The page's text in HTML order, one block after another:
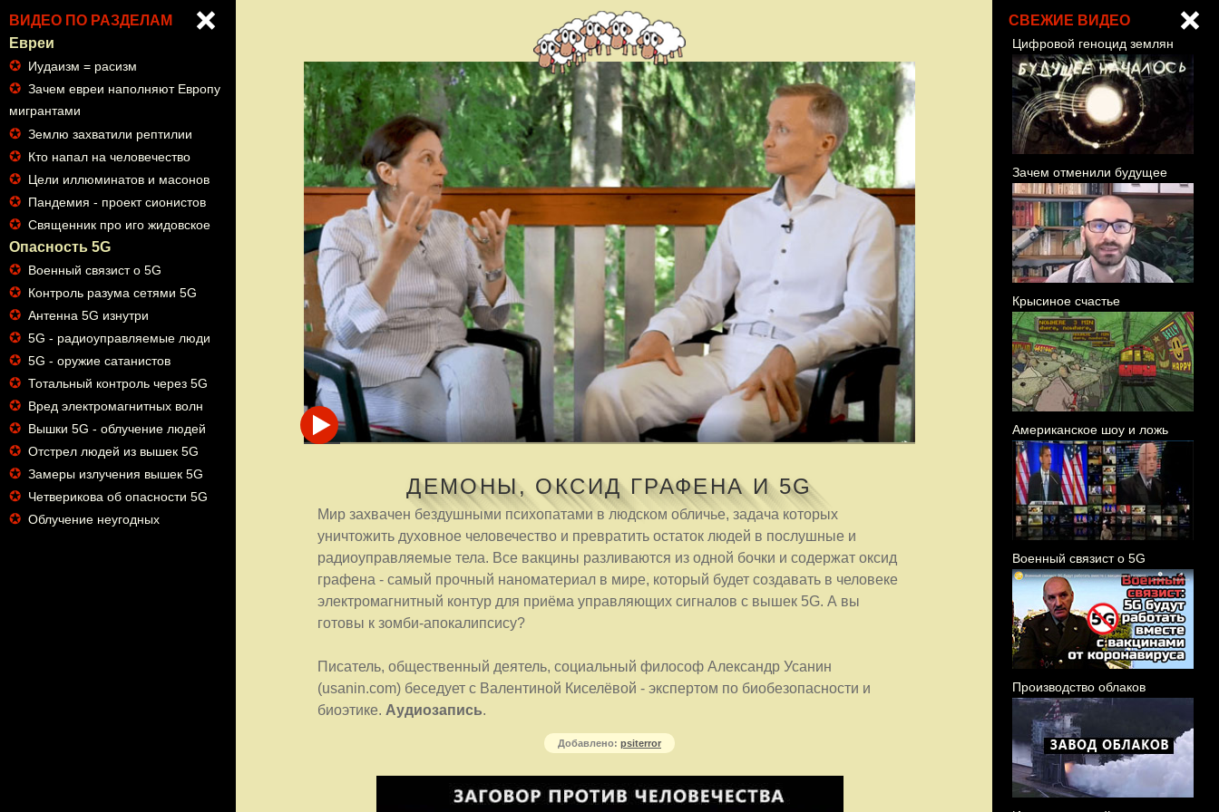
ВИДЕО ПО РАЗДЕЛАМ
Евреи
✪ Иудаизм = расизм
✪ Зачем евреи наполняют Европу
мигрантами
✪ Землю захватили рептилии
✪ Кто напал на человечество
✪ Цели иллюминатов и масонов
✪ Пандемия - проект сионистов
✪ Священник про иго жидовское
Опасность 5G
✪ Военный связист о 5G
✪ Контроль разума сетями 5G
✪ Антенна 5G изнутри
✪ 5G - радиоуправляемые люди
✪ 5G - оружие сатанистов
✪ Тотальный контроль через 5G
✪ Вред электромагнитных волн
✪ Вышки 5G - облучение людей
✪ Отстрел людей из вышек 5G
✪ Замеры излучения вышек 5G
✪ Четверикова об опасности 5G
✪ Облучение неугодных
СВЕЖИЕ ВИДЕО
Цифровой геноцид землян
Зачем отменили будущее
Крысиное счастье
Американское шоу и ложь
Военный связист о 5G
Производство облаков
ДЕМОНЫ, ОКСИД ГРАФЕНА И 5G
Мир захвачен бездушными психопатами в людском обличье, задача которых
уничтожить духовное человечество и превратить остаток людей в послушные и
радиоуправляемые тела. Все вакцины разливаются из одной бочки и содержат оксид
графена - самый прочный наноматериал в мире, который будет создавать в человеке
электромагнитный контур для приёма управляющих сигналов с вышек 5G. А вы
готовы к зомби-апокалипсису?
Писатель, общественный деятель, социальный философ Александр Усанин
(usanin.com) беседует с Валентиной Киселёвой - экспертом по биобезопасности и
биоэтике. Аудиозапись.
Добавлено: psiterror